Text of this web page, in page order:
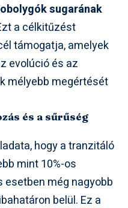
sugarának
a célkitűzést
támogatja, amelyek
evolúció és az
mélyebb megértését
és a sűrűség
hogy a tranzitáló
mint 10%-os
esetben még nagyobb
belül. Ez a